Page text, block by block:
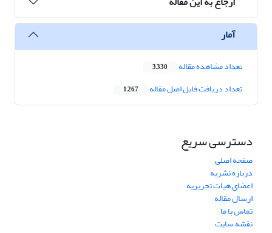
آمار
تعداد مشاهده مقاله 3,330
تعداد دریافت فایل اصل مقاله 1,267
دسترسی سریع
صفحه اصلی
درباره نشریه
اعضای هیات تحریریه
ارسال مقاله
تماس با ما
نقشه سایت